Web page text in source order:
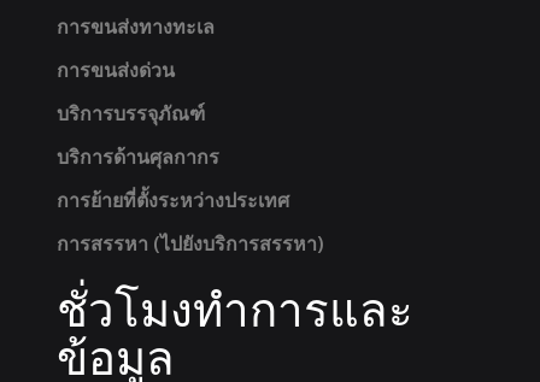
การขนส่งทางทะเล
การขนส่งด่วน
บริการบรรจุภัณฑ์
บริการด้านศุลกากร
การย้ายที่ตั้งระหว่างประเทศ
การสรรหา (ไปยังบริการสรรหา)
ชั่วโมงทำการและ
ข้อมูล